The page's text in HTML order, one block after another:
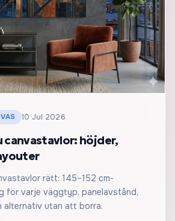
10 Jul 2026
canvastavlor: höjder,
rätt: 145–152 cm-
för varje väggtyp, panelavstånd,
alternativ utan att borra.